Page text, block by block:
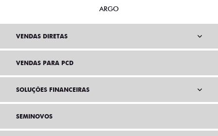
ARGO
VENDAS DIRETAS
VENDAS PARA PCD
SOLUÇÕES FINANCEIRAS
SEMINOVOS